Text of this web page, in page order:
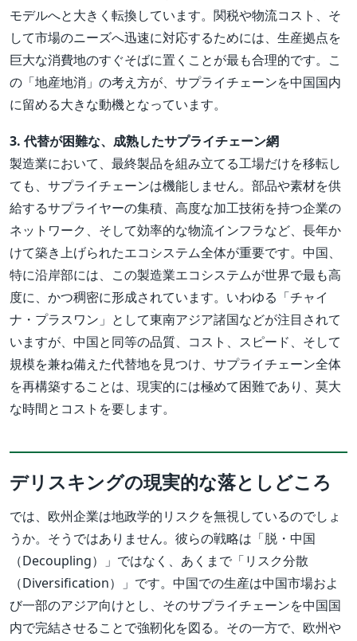
モデルへと大きく転換しています。関税や物流コスト、そ
して市場のニーズへ迅速に対応するためには、生産拠点を
巨大な消費地のすぐそばに置くことが最も合理的です。こ
の「地産地消」の考え方が、サプライチェーンを中国国内
に留める大きな動機となっています。
3. 代替が困難な、成熟したサプライチェーン網
製造業において、最終製品を組み立てる工場だけを移転し
ても、サプライチェーンは機能しません。部品や素材を供
給するサプライヤーの集積、高度な加工技術を持つ企業の
ネットワーク、そして効率的な物流インフラなど、長年か
けて築き上げられたエコシステム全体が重要です。中国、
特に沿岸部には、この製造業エコシステムが世界で最も高
度に、かつ稠密に形成されています。いわゆる「チャイ
ナ・プラスワン」として東南アジア諸国などが注目されて
いますが、中国と同等の品質、コスト、スピード、そして
規模を兼ね備えた代替地を見つけ、サプライチェーン全体
を再構築することは、現実的には極めて困難であり、莫大
な時間とコストを要します。
デリスキングの現実的な落としどころ
では、欧州企業は地政学的リスクを無視しているのでしょ
うか。そうではありません。彼らの戦略は「脱・中国
（Decoupling）」ではなく、あくまで「リスク分散
（Diversification）」です。中国での生産は中国市場およ
び一部のアジア向けとし、そのサプライチェーンを中国国
内で完結させることで強靭化を図る。その一方で、欧州や